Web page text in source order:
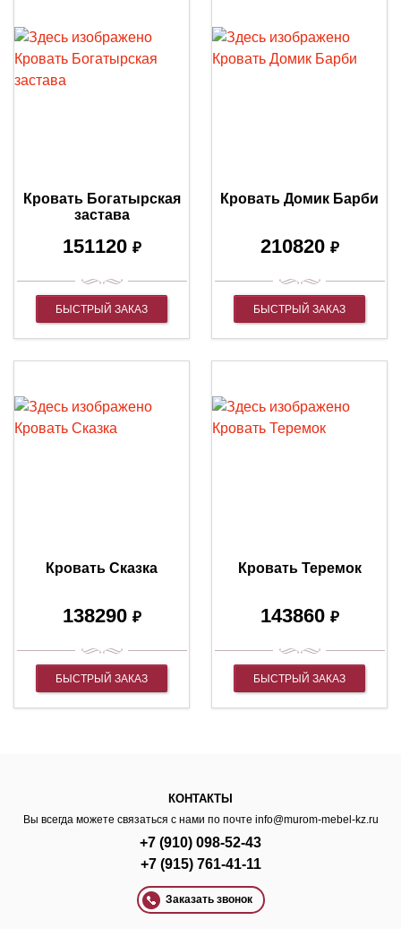
Кровать Богатырская
застава
151120 ₽
БЫСТРЫЙ ЗАКАЗ
Кровать Домик Барби
210820 ₽
БЫСТРЫЙ ЗАКАЗ
Кровать Сказка
138290 ₽
БЫСТРЫЙ ЗАКАЗ
Кровать Теремок
143860 ₽
БЫСТРЫЙ ЗАКАЗ
КОНТАКТЫ
Вы всегда можете связаться с нами по почте info@murom-mebel-kz.ru
+7 (910) 098-52-43
+7 (915) 761-41-11
Заказать звонок